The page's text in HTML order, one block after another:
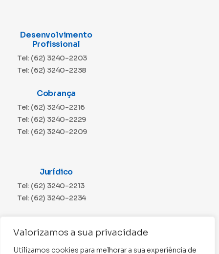
Valorizamos a sua privacidade
Utilizamos cookies para melhorar a sua experiência de
Desenvolvimento
Profissional
Tel: (62) 3240-2203
Tel: (62) 3240-2238
Cobrança
Tel: (62) 3240-2216
Tel: (62) 3240-2229
Tel: (62) 3240-2209
Jurídico
Tel: (62) 3240-2213
Tel: (62) 3240-2234
Tel: (62) 3240-2230